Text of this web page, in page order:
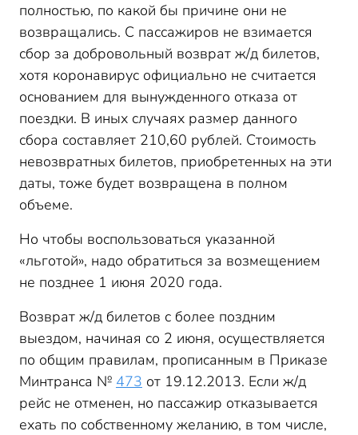
полностью, по какой бы причине они не
возвращались. С пассажиров не взимается
сбор за добровольный возврат ж/д билетов,
хотя коронавирус официально не считается
основанием для вынужденного отказа от
поездки. В иных случаях размер данного
сбора составляет 210,60 рублей. Стоимость
невозвратных билетов, приобретенных на эти
даты, тоже будет возвращена в полном
объеме.
Но чтобы воспользоваться указанной
«льготой», надо обратиться за возмещением
не позднее 1 июня 2020 года.
Возврат ж/д билетов с более поздним
выездом, начиная со 2 июня, осуществляется
по общим правилам, прописанным в Приказе
Минтранса № 473 от 19.12.2013. Если ж/д
рейс не отменен, но пассажир отказывается
ехать по собственному желанию, в том числе,